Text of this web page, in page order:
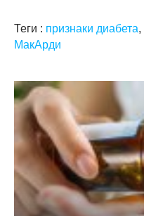
Теги : признаки диабета,
МакАрди